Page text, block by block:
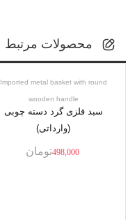
محصولات مرتبط
Imported metal basket with round
wooden handle
سبد فلزی گرد دسته چوبی
(وارداتی)
498,000 تومان